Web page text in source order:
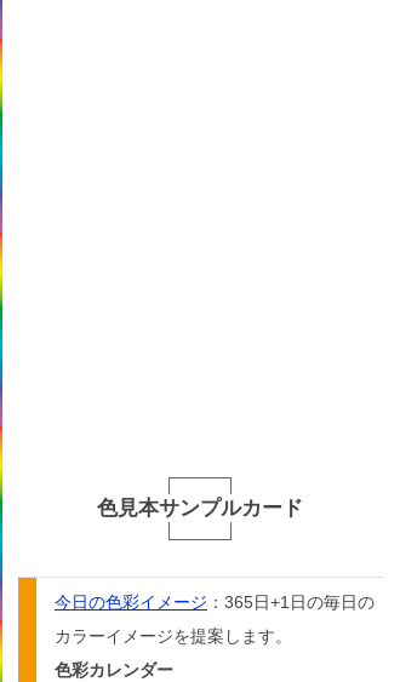
色見本サンプルカード
今日の色彩イメージ ：365日+1日の毎日の
カラーイメージを提案します。
色彩カレンダー